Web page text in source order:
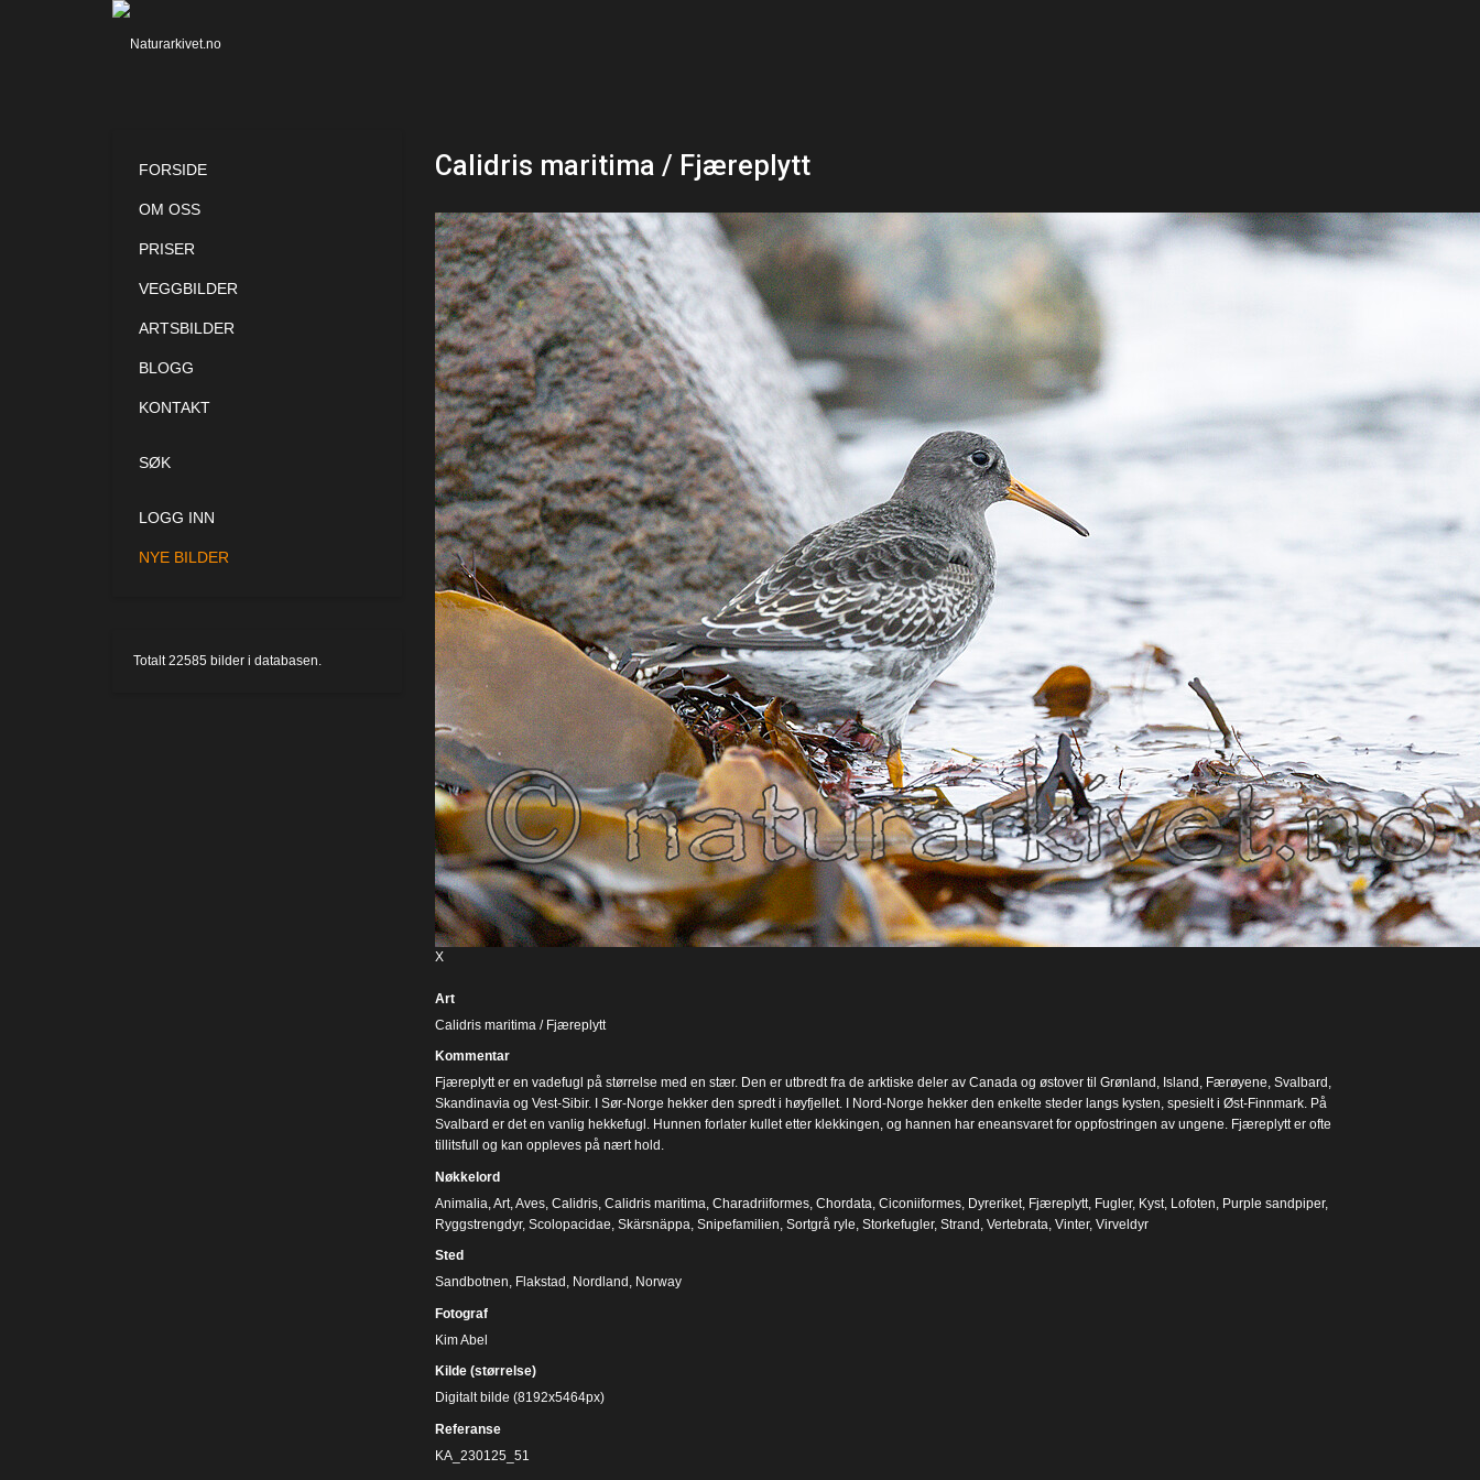
Calidris maritima / Fjæreplytt
X
Art
Calidris maritima / Fjæreplytt
Kommentar
Fjæreplytt er en vadefugl på størrelse med en stær. Den er utbredt fra de arktiske deler av Canada og østover til Grønland, Island, Færøyene, Svalbard,
Skandinavia og Vest-Sibir. I Sør-Norge hekker den spredt i høyfjellet. I Nord-Norge hekker den enkelte steder langs kysten, spesielt i Øst-Finnmark. På
Svalbard er det en vanlig hekkefugl. Hunnen forlater kullet etter klekkingen, og hannen har eneansvaret for oppfostringen av ungene. Fjæreplytt er ofte
tillitsfull og kan oppleves på nært hold.
Nøkkelord
Animalia Art, Aves, Calidris, Calidris maritima Charadriiformes, Chordata Ciconiiformes, Dyreriket, Fjæreplytt, Fugler, Kyst, Lofoten Purple sandpiper,
Ryggstrengdyr, Scolopacidae Skärsnäppa Snipefamilien Sortgrå ryle Storkefugler, Strand Vertebrata Vinter, Virveldyr
Sted
Sandbotnen, Flakstad, Nordland, Norway
Fotograf
Kim Abel
Kilde (størrelse)
Digitalt bilde (8192x5464px)
Referanse
KA_230125_51
FORSIDE
OM OSS
PRISER
VEGGBILDER
ARTSBILDER
BLOGG
KONTAKT
SØK
LOGG INN
NYE BILDER
Totalt22585 bilder i databasen.